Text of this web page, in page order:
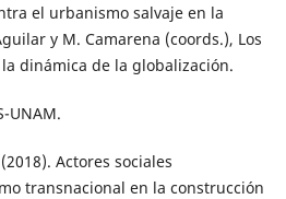
el urbanismo salvaje en la
y M. Camarena (coords.), Los
dinámica de la globalización.
UNAM.
Actores sociales
transnacional en la construcción